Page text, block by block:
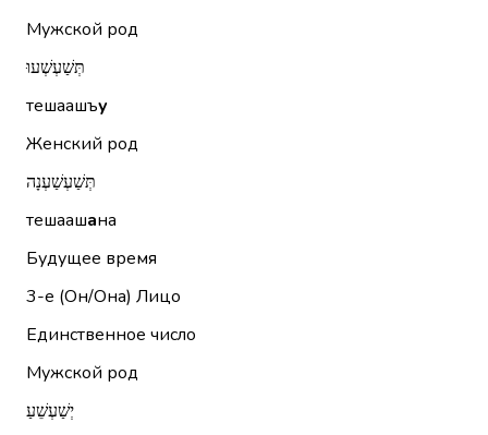
Мужской род
תְּשַׁעְשְׁעוּ
тешаашъу
Женский род
תְּשַׁעְשַׁעְנָה
тешаашана
Будущее время
3-е (Он/Она) Лицо
Единственное число
Мужской род
יְשַׁעְשֵׁעַ